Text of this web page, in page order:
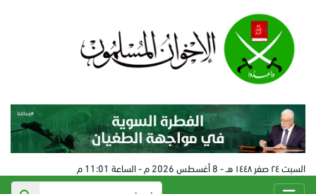
السبت ٢٤ صفر ١٤٤٨ هـ - 8 أغسطس 2026 م - الساعة 11:01 م